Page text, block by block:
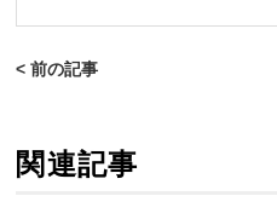
< 前の記事
関連記事